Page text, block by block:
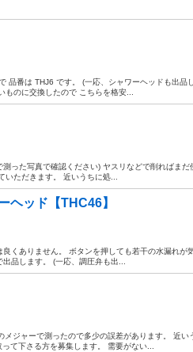
品番は THJ6 です。 (一応、シャワーヘッドも出品
のに交換したので こちらを格安...
った写真で確認ください) ヤスリなどで削ればまだ
ただきます。 近いうちに処...
ヘッド【THC46】
くありません。 ボタンを押しても若干の水漏れが
品します。 (一応、調圧弁も出...
ジャーで測ったので多少の誤差があります。 近い
て下さる方を募集します。 需要がない...